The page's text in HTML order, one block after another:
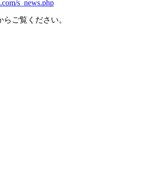
s_news.php
ご覧ください。